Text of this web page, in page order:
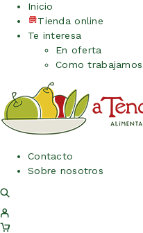
Inicio
Tienda online
Te interesa
En oferta
Como trabajamos
Contacto
Sobre nosotros